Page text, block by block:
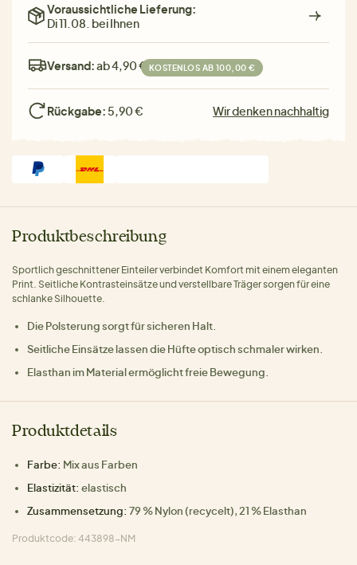
Voraussichtliche Lieferung:
Di 11.08. bei Ihnen
Versand:ab 4,90 € KOSTENLOS AB 100,00 €
Rückgabe: 5,90 € Wir denken nachhaltig
Produktbeschreibung
Sportlich geschnittener Einteiler verbindet Komfort mit einem eleganten
Print. Seitliche Kontrasteinsätze und verstellbare Träger sorgen für eine
schlanke Silhouette.
Die Polsterung sorgt für sicheren Halt.
Seitliche Einsätze lassen die Hüfte optisch schmaler wirken.
Elasthan im Material ermöglicht freie Bewegung.
Produktdetails
Farbe: Mix aus Farben
Elastizität: elastisch
Zusammensetzung: 79 % Nylon (recycelt), 21 % Elasthan
Produktcode: 443898-NM